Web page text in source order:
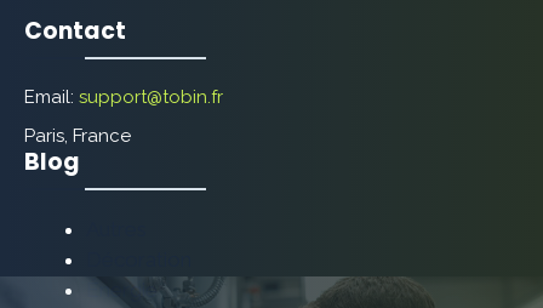
Contact
Email: support@tobin.fr
Paris, France
Blog
Énergie